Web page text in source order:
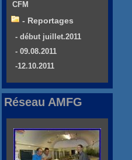
CFM
- Reportages
- début juillet.2011
- 09.08.2011
-12.10.2011
Réseau AMFG